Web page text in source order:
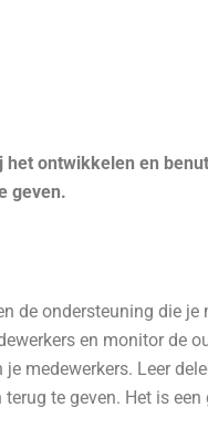
ontwikkelen en
geven.
de ondersteuning die je
en monitor de
medewerkers. Leer
te geven. Het is een